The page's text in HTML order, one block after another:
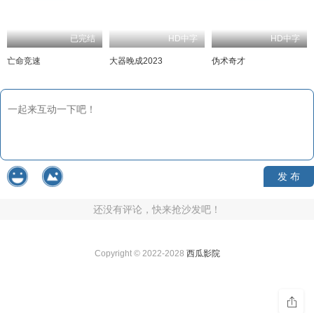
已完结
亡命竞速
HD中字
大器晚成2023
HD中字
伪术奇才
发 布
还没有评论，快来抢沙发吧！
Copyright © 2022-2028 西瓜影院